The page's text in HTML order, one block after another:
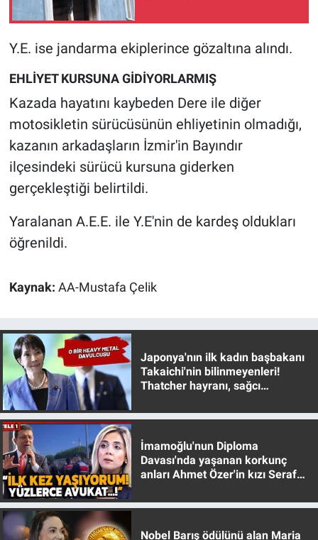
Y.E. ise jandarma ekiplerince gözaltına alındı.
EHLİYET KURSUNA GİDİYORLARMIŞ
Kazada hayatını kaybeden Dere ile diğer
motosikletin sürücüsünün ehliyetinin olmadığı,
kazanın arkadaşların İzmir'in Bayındır
ilçesindeki sürücü kursuna giderken
gerçekleştiği belirtildi.
Yaralanan A.E.E. ile Y.E'nin de kardeş oldukları
öğrenildi.
Kaynak: AA-Mustafa Çelik
Japonya'nın ilk kadın başbakanı
Takaichi'nin bilinmeyenleri!
Thatcher hayranı, sağcı
İmamoğlu'nun Diploma
Davası'nda yaşanan korkunç
anları Ahmet Özer'in kızı Seraf
Nobel Barış ödülünü alan Maria
Sağlık
Spor
Türkiye'nin Geleceği
Türkiye'nin Gündemi
Yerel Gündem
Yerel Yaşam